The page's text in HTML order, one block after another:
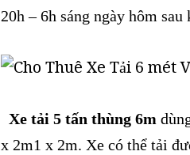
20h – 6h sáng ngày hôm
Xe tải 5 tấn thùng 6m
x 2m1 x 2m. Xe có thể tải